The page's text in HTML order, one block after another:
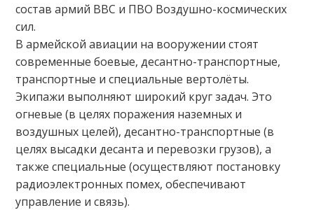
состав армий ВВС и ПВО Воздушно-космических
сил.
В армейской авиации на вооружении стоят
современные боевые, десантно-транспортные,
транспортные и специальные вертолёты.
Экипажи выполняют широкий круг задач. Это
огневые (в целях поражения наземных и
воздушных целей), десантно-транспортные (в
целях высадки десанта и перевозки грузов), а
также специальные (осуществляют постановку
радиоэлектронных помех, обеспечивают
управление и связь).